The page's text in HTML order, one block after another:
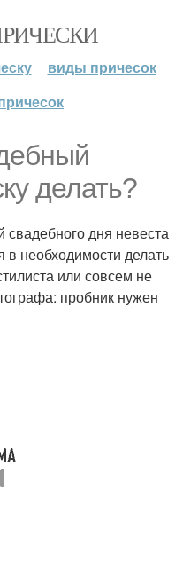
виды причесок
делать?
дня невеста
в необходимости делать
или совсем не
пробник нужен